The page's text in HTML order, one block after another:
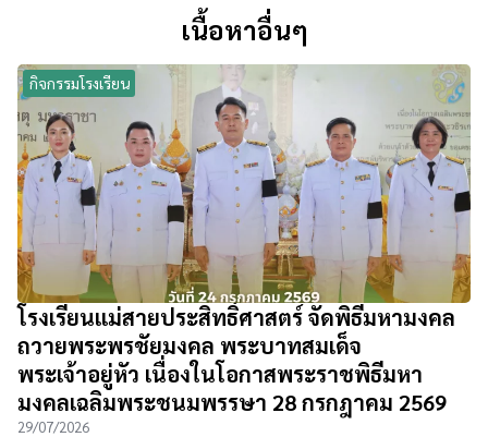
เนื้อหาอื่นๆ
กิจกรรมโรงเรียน
โรงเรียนแม่สายประสิทธิ์ศาสตร์ จัดพิธีมหามงคล
ถวายพระพรชัยมงคล พระบาทสมเด็จ
พระเจ้าอยู่หัว เนื่องในโอกาสพระราชพิธีมหา
มงคลเฉลิมพระชนมพรรษา 28 กรกฎาคม 2569
29/07/2026